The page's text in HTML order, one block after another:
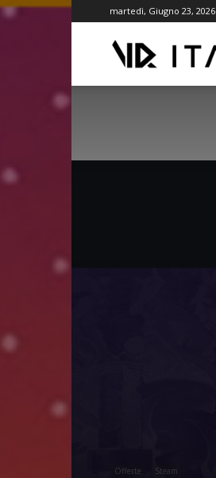
martedì, Giugno 23, 2026
Offerte Steam